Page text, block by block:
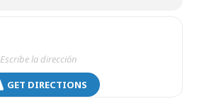
GET DIRECTIONS